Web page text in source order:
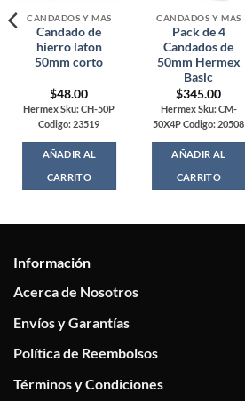
CANDADOS Y MAS
Candado de
hierro laton
50mm corto
$48.00
Hermex Sku: CH-50P
Codigo: 23519
AÑADIR AL
CARRITO
CANDADOS Y MAS
Pack de 4
Candados de
50mm Hermex
Basic
$345.00
Hermex Sku: CM-
50X4P Codigo: 20508
AÑADIR AL
CARRITO
Información
Acerca de Nosotros
Envíos y Garantías
Política de Reembolsos
Términos y Condiciones